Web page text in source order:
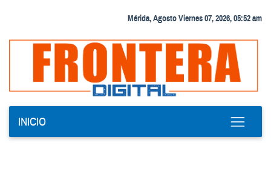
Mérida, Agosto Viernes 07, 2026, 05:52 am
INICIO